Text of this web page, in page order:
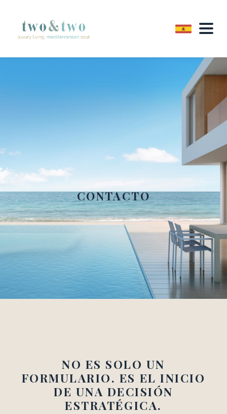
CONTACTO
NO ES SOLO UN
FORMULARIO. ES EL INICIO
DE UNA DECISIÓN
ESTRATÉGICA.